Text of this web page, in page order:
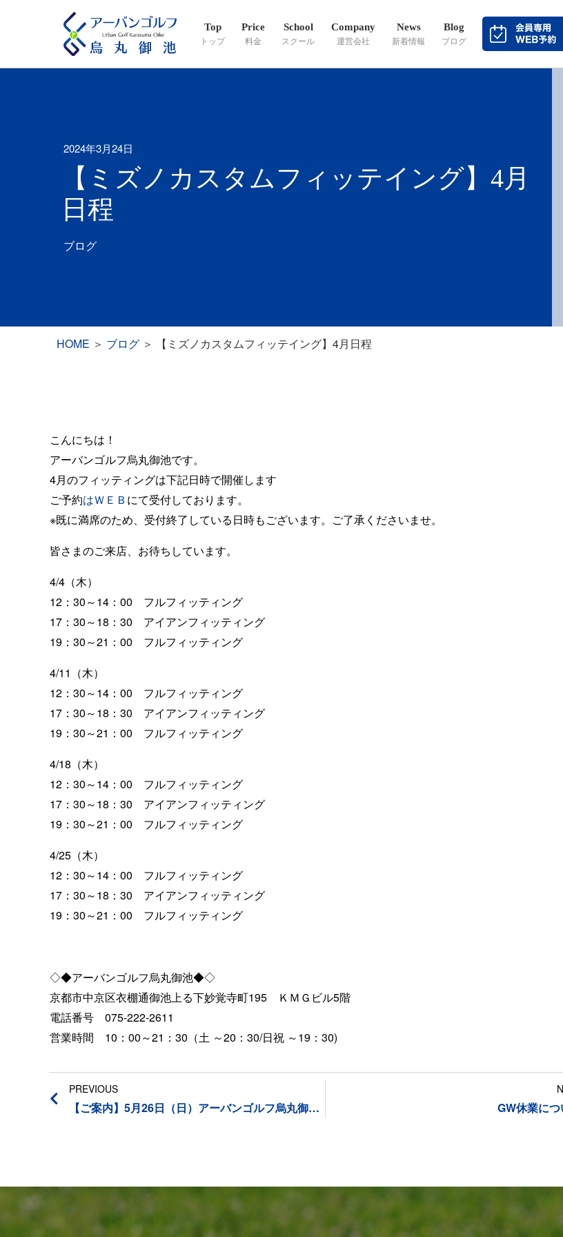
Top
トップ
Price
料金
School
スクール
Company
運営会社
News
新着情報
Blog
ブログ
2024年3月24日
【ミズノカスタムフィッテイング】4月
日程
ブログ
HOME ＞ ブログ ＞ 【ミズノカスタムフィッテイング】4月日程
こんにちは！
アーバンゴルフ烏丸御池です。
4月のフィッティングは下記日時で開催します
ご予約はＷＥＢ にて受付しております。
※既に満席のため、受付終了している日時もございます。ご了承くださいませ。
皆さまのご来店、お待ちしています。
4/4（木）
12：30～14：00 フルフィッティング
17：30～18：30 アイアンフィッティング
19：30～21：00 フルフィッティング
4/11（木）
12：30～14：00 フルフィッティング
17：30～18：30 アイアンフィッティング
19：30～21：00 フルフィッティング
4/18（木）
12：30～14：00 フルフィッティング
17：30～18：30 アイアンフィッティング
19：30～21：00 フルフィッティング
4/25（木）
12：30～14：00 フルフィッティング
17：30～18：30 アイアンフィッティング
19：30～21：00 フルフィッティング
◇◆アーバンゴルフ烏丸御池◆◇
京都市中京区衣棚通御池上る下妙覚寺町195 ＫＭＧビル5階
電話番号 075-222-2611
営業時間 10：00～21：30（土 ～20：30/日祝 ～19：30)
PREVIOUS
【ご案内】5月26日（日）アーバンゴルフ烏丸御池コンペを開催します。 GW休業につ